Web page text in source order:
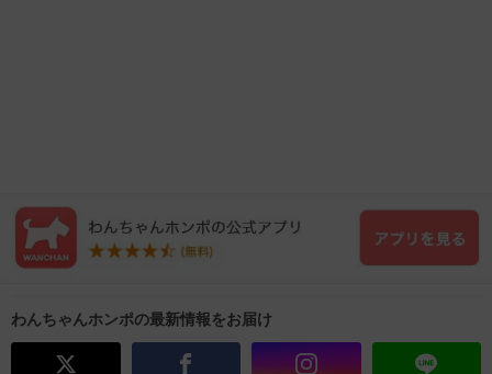
わんちゃんホンポの最新情報をお届け